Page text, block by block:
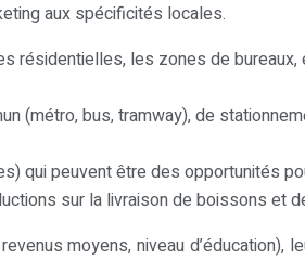
aux spécificités locales.
les zones de
(métro, bus, tramway), de
peuvent être des opportunités
sur la livraison de boissons et
moyens, niveau d’éducation),